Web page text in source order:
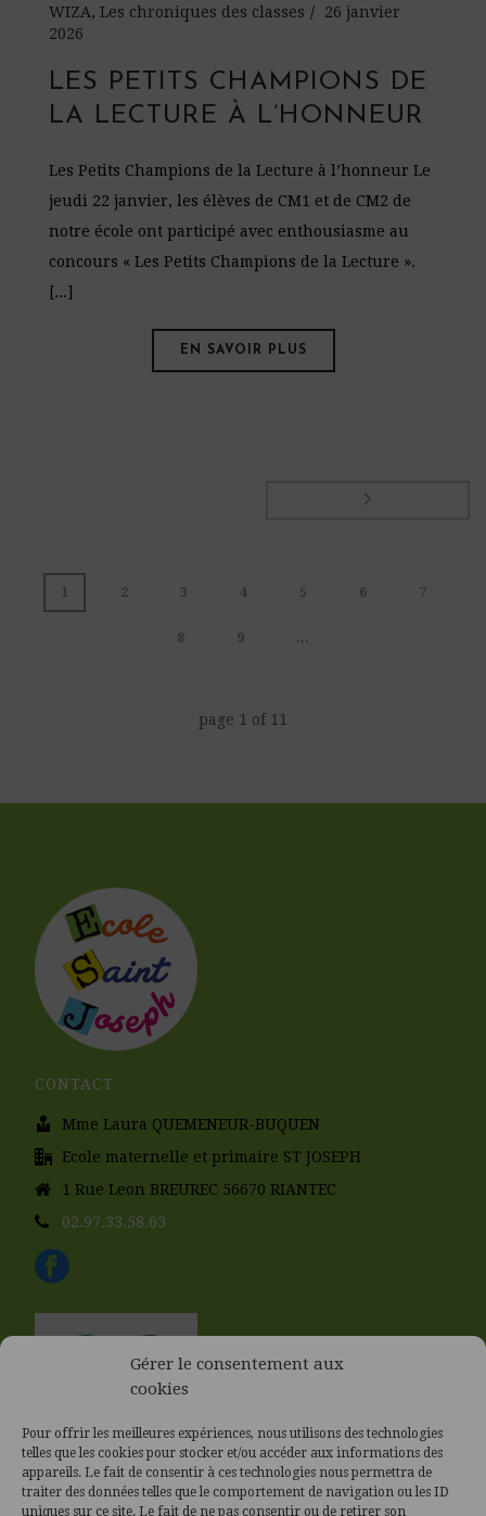
Gérer le consentement aux
cookies
Pour offrir les meilleures expériences, nous utilisons des technologies
telles que les cookies pour stocker et/ou accéder aux informations des
appareils. Le fait de consentir à ces technologies nous permettra de
traiter des données telles que le comportement de navigation ou les ID
uniques sur ce site. Le fait de ne pas consentir ou de retirer son
WIZA, Les chroniques des classes
26 janvier
2026
LES PETITS CHAMPIONS DE
LA LECTURE À L’HONNEUR
Les Petits Champions de la Lecture à l’honneur Le
jeudi 22 janvier, les élèves de CM1 et de CM2 de
notre école ont participé avec enthousiasme au
concours « Les Petits Champions de la Lecture ».
[...]
EN SAVOIR PLUS
1 2 3 4 5 6 7
8 9 ...
page 1 of 11
CONTACT
Mme Laura QUEMENEUR-BUQUEN
Ecole maternelle et primaire ST JOSEPH
1 Rue Leon BREUREC 56670 RIANTEC
02.97.33.58.63